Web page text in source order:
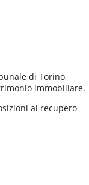
di Torino,
immobiliare.
al recupero